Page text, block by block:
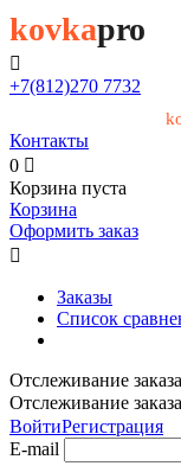
kovkapro

+7(812)270 7732
Контакты
0 
Корзина пуста
Корзина
Оформить заказ

Заказы
Список
Отслеживание заказа
Отслеживание заказа
ВойтиРегистрация
E-mail